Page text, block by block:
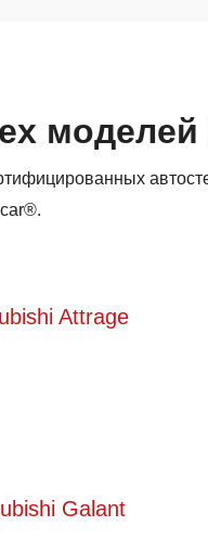
Attrage
Galant